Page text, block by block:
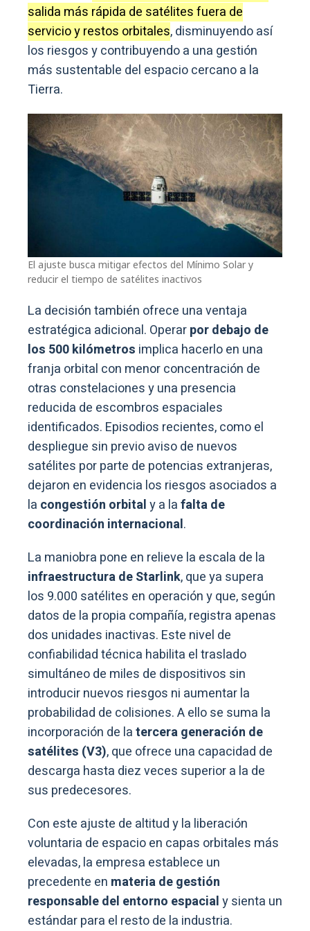
salida más rápida de satélites fuera de
servicio y restos orbitales, disminuyendo así
los riesgos y contribuyendo a una gestión
más sustentable del espacio cercano a la
Tierra.
El ajuste busca mitigar efectos del Mínimo Solar y
reducir el tiempo de satélites inactivos
La decisión también ofrece una ventaja
estratégica adicional. Operarpor debajo de
los 500 kilómetros implica hacerlo en una
franja orbital con menor concentración de
otras constelaciones y una presencia
reducida de escombros espaciales
identificados. Episodios recientes, como el
despliegue sin previo aviso de nuevos
satélites por parte de potencias extranjeras,
dejaron en evidencia los riesgos asociados a
la congestión orbitaly a lafalta de
coordinación internacional.
La maniobra pone en relieve la escala de la
infraestructura de Starlink, que ya supera
los 9.000 satélites en operación y que, según
datos de la propia compañía, registra apenas
dos unidades inactivas. Este nivel de
confiabilidad técnica habilita el traslado
simultáneo de miles de dispositivos sin
introducir nuevos riesgos ni aumentar la
probabilidad de colisiones. A ello se suma la
incorporación de latercera generación de
satélites (V3), que ofrece una capacidad de
descarga hasta diez veces superior a la de
sus predecesores.
Con este ajuste de altitud y la liberación
voluntaria de espacio en capas orbitales más
elevadas, la empresa establece un
precedente en materia de gestión
responsable del entorno espacialy sienta un
estándar para el resto de la industria.